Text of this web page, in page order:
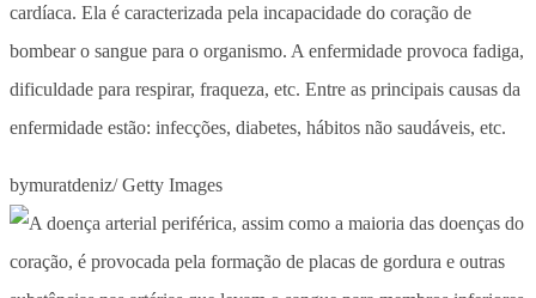
cardíaca. Ela é caracterizada pela incapacidade do coração de
bombear o sangue para o organismo. A enfermidade provoca fadiga,
dificuldade para respirar, fraqueza, etc. Entre as principais causas da
enfermidade estão: infecções, diabetes, hábitos não saudáveis, etc.
bymuratdeniz/ Getty Images